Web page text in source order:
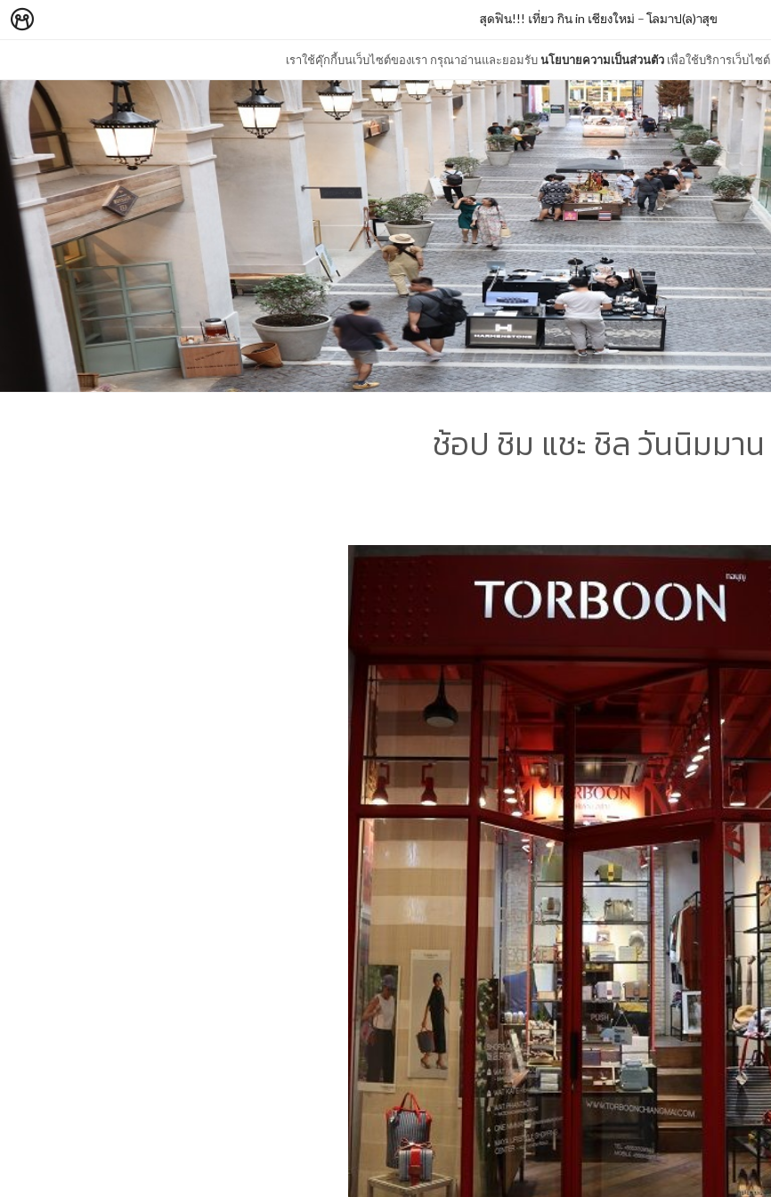
เราใช้คุ๊กกี้บนเว็บไซต์ของเรา กรุณาอ่านและยอมรับนโยบายความเป็นส่วนตัว เพื่อใช้บริการเว็บไซต์
สุดฟิน!!! เที่ยว กิน in เชียงใหม่ –โลมาป(ล)าสุข
ช้อป ชิม แชะ ชิล วันนิมมาน